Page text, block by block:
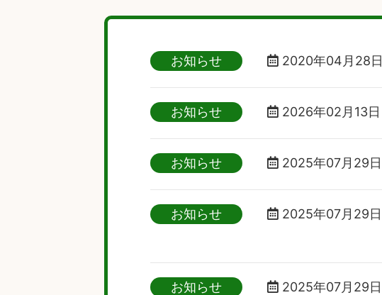
お知らせ 2020年04月28日
お知らせ 2026年02月13日
お知らせ 2025年07月29日
お知らせ 2025年07月29日
お知らせ 2025年07月29日